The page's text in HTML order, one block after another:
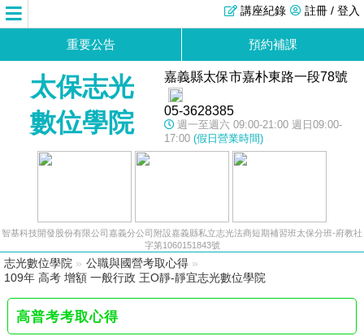
註冊 / 登入
講座紀錄
重要公告 預約補課
太保志光
數位學院
嘉義縣太保市嘉朴東路一段78號
05-3628385
週一至週六 09:00-21:00 週日09:00-
17:00 (假日營業時間)
智基科技開發股份有限公司嘉義分公司附設嘉義縣私立志光法商短期補習班太保分班-府教社
字第1060151843號
志光數位學院 » 公職與國營考取心得 »
109年 高考 增額 一般行政 王O靜-靜宜志光數位學院
高普考考取心得